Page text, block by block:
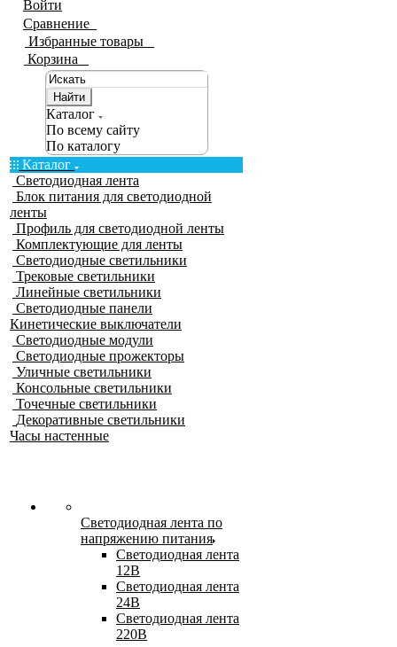
Войти
Сравнение
Избранные товары
Корзина
Найти
Каталог
По всему сайту
По каталогу
Каталог
Светодиодная лента
Блок питания для светодиодной
ленты
Профиль для светодиодной ленты
Комплектующие для ленты
Светодиодные светильники
Трековые светильники
Линейные светильники
Светодиодные панели
Кинетические выключатели
Светодиодные модули
Светодиодные прожекторы
Уличные светильники
Консольные светильники
Точечные светильники
Декоративные светильники
Часы настенные
Светодиодная лента по
напряжению питания
Светодиодная лента
12В
Светодиодная лента
24В
Светодиодная лента
220В